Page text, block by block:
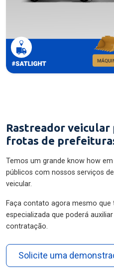
Rastreador veicular
frotas de
Temos um grande know how
públicos com nossos serviços
veicular.
Faça contato agora mesmo que
especializada que poderá
contratação.
Solicite uma